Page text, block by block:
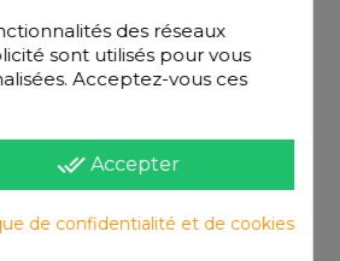
des réseaux
sont utilisés pour vous
Acceptez-vous ces
done_all Accepter
de confidentialité et de cookies